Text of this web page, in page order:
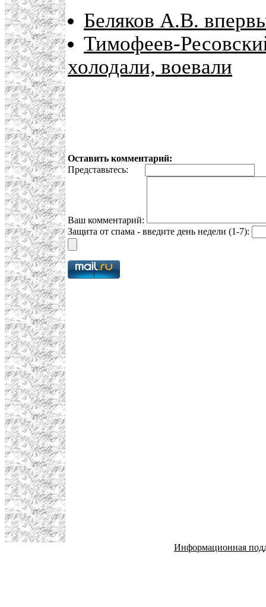
Беляков А.В.
Тимофеев-
холодали, воевали
Оставить комментарий:
Представьтесь:
Ваш комментарий:
Защита от спама - введите день недели (1-7):
Информационная